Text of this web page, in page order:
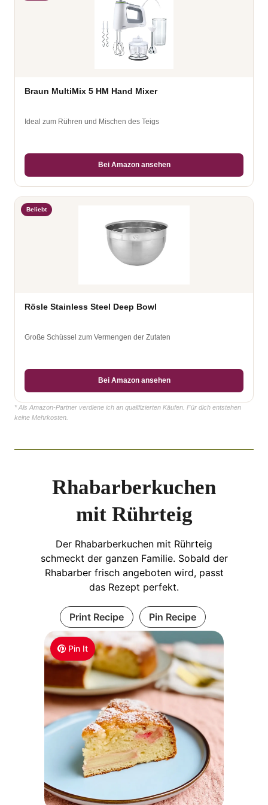
Braun MultiMix 5 HM Hand Mixer
Ideal zum Rühren und Mischen des Teigs
Bei Amazon ansehen
Beliebt
Rösle Stainless Steel Deep Bowl
Große Schüssel zum Vermengen der Zutaten
Bei Amazon ansehen
* Als Amazon-Partner verdiene ich an qualifizierten Käufen. Für dich entstehen
keine Mehrkosten.
Pin It
Rhabarberkuchen
mit Rührteig
Der Rhabarberkuchen mit Rührteig
schmeckt der ganzen Familie. Sobald der
Rhabarber frisch angeboten wird, passt
das Rezept perfekt.
Print Recipe Pin Recipe